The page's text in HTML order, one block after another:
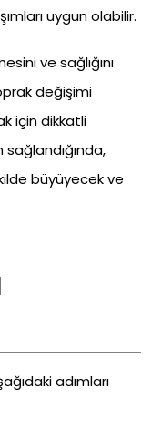
uygun olabilir.
ve sağlığını
değişimi
için dikkatli
sağlandığında,
büyüyecek ve
adımları